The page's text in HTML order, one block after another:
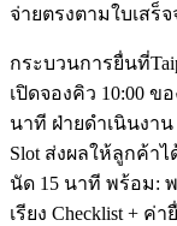
จ่ายตรงตามใบเสร็จ
กระบวนการยื่นที่
เปิดจองคิว 10:00
นาที ฝ่ายดำเนินงาน
Slot ส่งผลให้ลูกค้า
นัด 15 นาที พร้อม:
เรียง Checklist + ค่า